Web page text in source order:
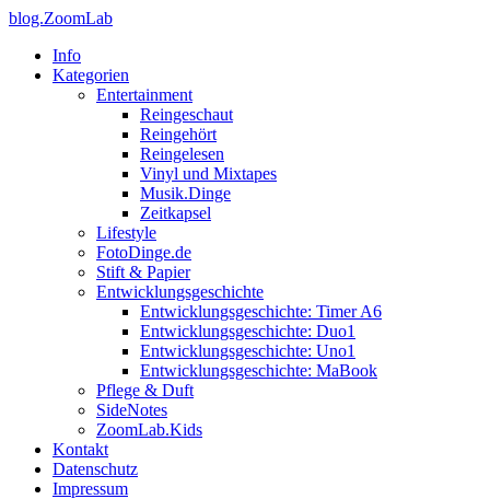
blog.ZoomLab
Info
Kategorien
Entertainment
Reingeschaut
Reingehört
Reingelesen
Vinyl und Mixtapes
Musik.Dinge
Zeitkapsel
Lifestyle
FotoDinge.de
Stift & Papier
Entwicklungsgeschichte
Entwicklungsgeschichte: Timer A6
Entwicklungsgeschichte: Duo1
Entwicklungsgeschichte: Uno1
Entwicklungsgeschichte: MaBook
Pflege & Duft
SideNotes
ZoomLab.Kids
Kontakt
Datenschutz
Impressum